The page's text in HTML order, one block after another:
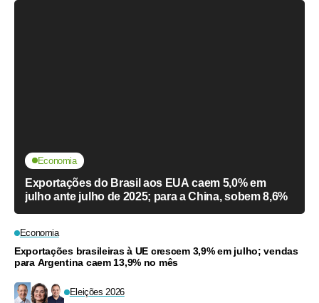
Economia
Exportações do Brasil aos EUA caem 5,0% em
julho ante julho de 2025; para a China, sobem 8,6%
Economia
Exportações brasileiras à UE crescem 3,9% em julho; vendas
para Argentina caem 13,9% no mês
Eleições 2026